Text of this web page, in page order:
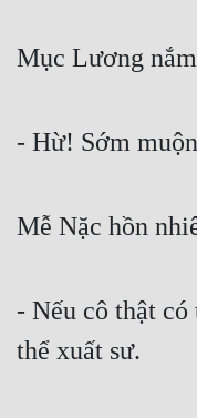
Mục Lương
- Hừ! Sớm
Mễ Nặc hồn
- Nếu cô thật
thể xuất sư.